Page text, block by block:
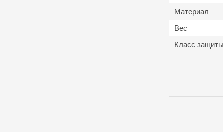
Материал
Вес
Класс защиты